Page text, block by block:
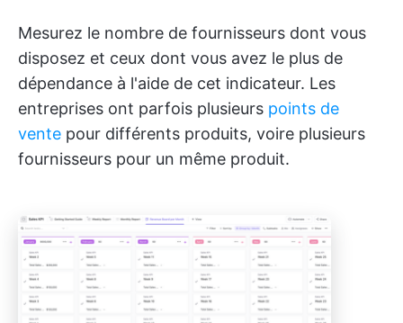
Mesurez le nombre de fournisseurs dont vous
disposez et ceux dont vous avez le plus de
dépendance à l'aide de cet indicateur. Les
entreprises ont parfois plusieurs points de
vente pour différents produits, voire plusieurs
fournisseurs pour un même produit.